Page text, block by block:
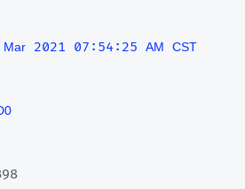
Mar 2021 07:54:25 AM CST